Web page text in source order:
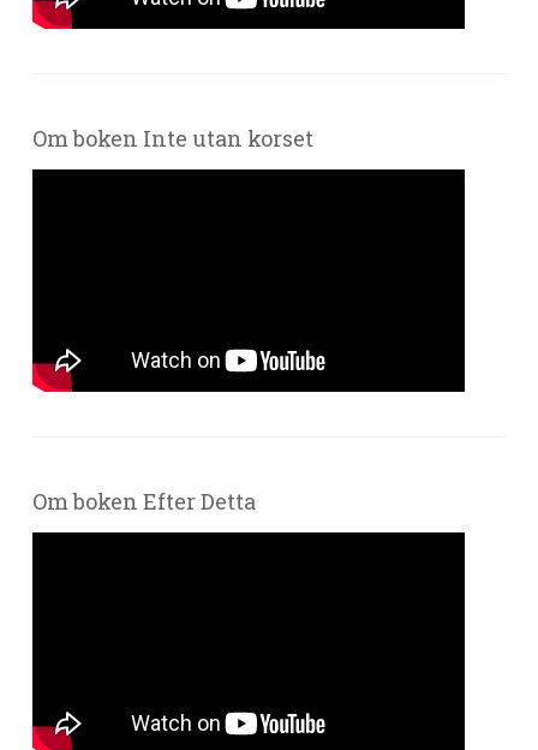
Om boken Inte utan korset
Om boken Efter Detta